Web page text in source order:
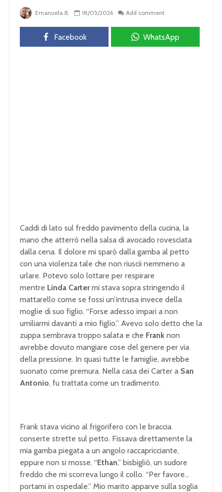
Emanuela B. 18/05/2026 Add comment
Facebook WhatsApp
Caddi di lato sul freddo pavimento della cucina, la
mano che atterrò nella salsa di avocado rovesciata
dalla cena. Il dolore mi sparò dalla gamba al petto
con una violenza tale che non riuscii nemmeno a
urlare. Potevo solo lottare per respirare
mentre Linda Cartermi stava sopra stringendo il
mattarello come se fossi un’intrusa invece della
moglie di suo figlio. “Forse adesso impari a non
umiliarmi davanti a mio figlio.” Avevo solo detto che la
zuppa sembrava troppo salata e che Frank non
avrebbe dovuto mangiare cose del genere per via
della pressione. In quasi tutte le famiglie, avrebbe
suonato come premura. Nella casa dei Carter a San
Antonio, fu trattata come un tradimento.
Frank stava vicino al frigorifero con le braccia
conserte strette sul petto. Fissava direttamente la
mia gamba piegata a un angolo raccapricciante,
eppure non si mosse. “Ethan,” bisbigliò, un sudore
freddo che mi scorreva lungo il collo. “Per favore…
portami in ospedale.” Mio marito apparve sulla soglia